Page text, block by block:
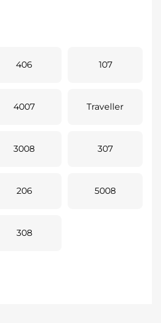
406 107
4007 Traveller
3008 307
206 5008
308